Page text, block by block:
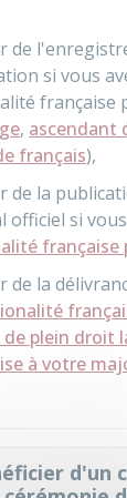
de
si vous
française
, ascendant
français),
de la
officiel si
française
de la
de plein droit
à votre
d'un